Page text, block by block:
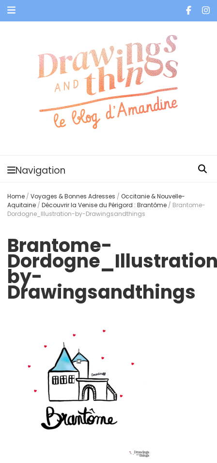
Navigation
Home / Voyages & Bonnes Adresses / Occitanie & Nouvelle-
Aquitaine / Découvrir la Venise du Périgord : Brantôme / Brantome-
Dordogne_Illustration-by-Drawingsandthings
Brantome-
by-
Drawingsandthings